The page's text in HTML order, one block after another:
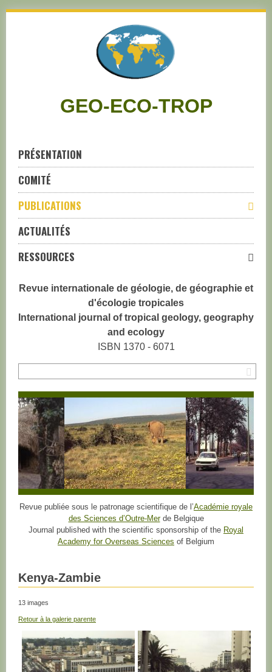
GEO-ECO-TROP
PRÉSENTATION
COMITÉ
PUBLICATIONS
ACTUALITÉS
RESSOURCES
Revue internationale de géologie, de géographie et
d'écologie tropicales
International journal of tropical geology, geography
and ecology
ISBN 1370 - 6071
Revue publiée sous le patronage scientifique de l’Académie royale
des Sciences d’Outre-Merde Belgique
Journal published with the scientific sponsorship of the Royal
Academy for Overseas Sciences of Belgium
Kenya-Zambie
13 images
Retour à la galerie parente